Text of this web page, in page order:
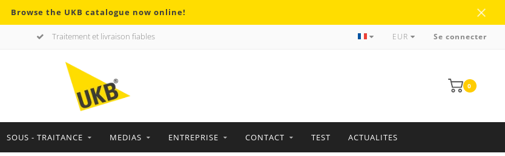
Browse the UKB catalogue now online!
Traitement et livraison fiables Plus de 35 ans d'expérience
EUR Se connecter
0
SOUS - TRAITANCE MEDIAS ENTREPRISE CONTACT TEST ACTUALITES